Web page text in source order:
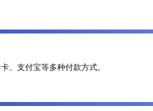
、支付宝等多种付款方式。